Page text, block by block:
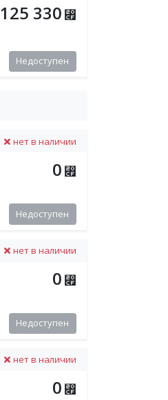
125 330 ⃏
Недоступен
нет в наличии
0 ⃏
Недоступен
нет в наличии
0 ⃏
Недоступен
нет в наличии
0 ⃏